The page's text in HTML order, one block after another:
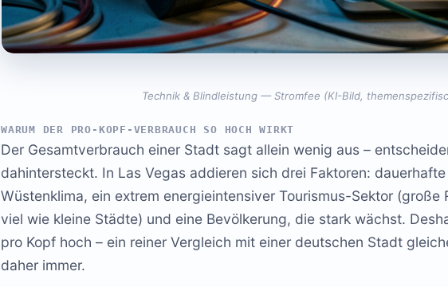
Technik & Blindleistung — Stromfee (KI-Bild,
WARUM DER PRO-KOPF-VERBRAUCH SO HOCH WIRKT
Der Gesamtverbrauch einer Stadt sagt allein wenig aus –
dahintersteckt. In Las Vegas addieren sich drei Faktoren:
Wüstenklima, ein extrem energieintensiver Tourismus-Sektor (große
viel wie kleine Städte) und eine Bevölkerung, die stark wächst.
pro Kopf hoch – ein reiner Vergleich mit einer deutschen Stadt
daher immer.